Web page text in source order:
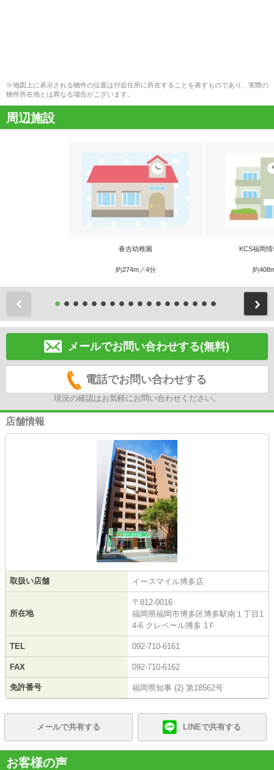
※地図上に表示される物件の位置は付近住所に所在することを表すものであり、実際の
物件所在地とは異なる場合がございます。
周辺施設
春吉幼稚園
約274m／4分
KCS福岡
約
メールでお問い合わせする(無料)
電話でお問い合わせする
現況の確認はお気軽にお問い合わせください。
店舗情報
取扱い店舗 イースマイル博多店
所在地
〒812-0016
福岡県福岡市博多区博多駅南１丁目1
4-6 クレベール博多 1Ｆ
TEL 092-710-6161
FAX 092-710-6162
免許番号 福岡県知事 (2) 第18562号
メールで共有する LINEで共有する
お客様の声